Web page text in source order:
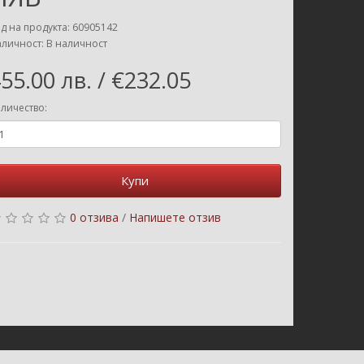
на продукта: 60905142
В наличност
лв. / €232.05
Купи
0 отзива / Напишете отзив